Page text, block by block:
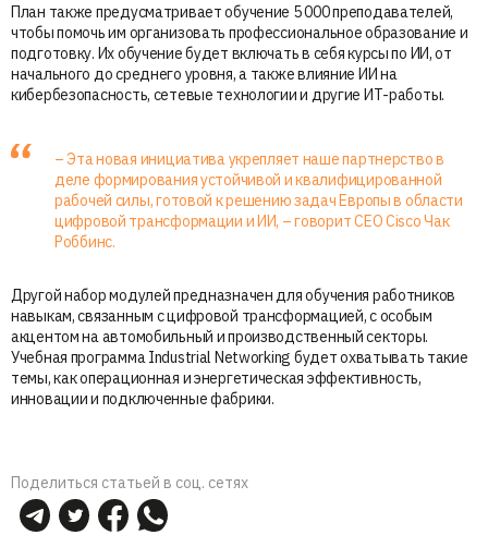
План также предусматривает обучение 5 000 преподавателей,
чтобы помочь им организовать профессиональное образование и
подготовку. Их обучение будет включать в себя курсы по ИИ, от
начального до среднего уровня, а также влияние ИИ на
кибербезопасность, сетевые технологии и другие ИТ-работы.
– Эта новая инициатива укрепляет наше партнерство в
деле формирования устойчивой и квалифицированной
рабочей силы, готовой к решению задач Европы в области
цифровой трансформации и ИИ, – говорит CEO Cisco Чак
Роббинс.
Другой набор модулей предназначен для обучения работников
навыкам, связанным с цифровой трансформацией, с особым
акцентом на автомобильный и производственный секторы.
Учебная программа Industrial Networking будет охватывать такие
темы, как операционная и энергетическая эффективность,
инновации и подключенные фабрики.
Поделиться статьей в соц. сетях